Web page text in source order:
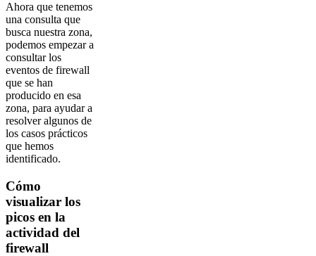
Ahora que tenemos
una consulta que
busca nuestra zona,
podemos empezar a
consultar los
eventos de firewall
que se han
producido en esa
zona, para ayudar a
resolver algunos de
los casos prácticos
que hemos
identificado.
Cómo
visualizar los
picos en la
actividad del
firewall